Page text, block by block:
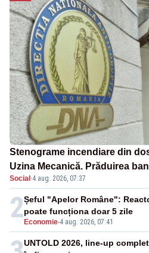
Stenograme incendiare din
Uzina Mecanică. Prăduirea
SAFE, interceptată de DNA
Social ·4 aug. 2026, 07:37
2 Economie-4 aug. 2026, 07:41
Șeful "Apelor Române":
poate funcționa doar 5 zile
UNTOLD 2026, line-up